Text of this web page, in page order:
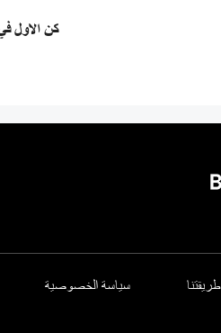
كن الاول
طريقتنا سياسة الخصوصية